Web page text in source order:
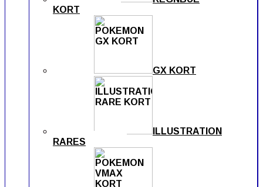
KORT
GX KORT
ILLUSTRATION
RARES